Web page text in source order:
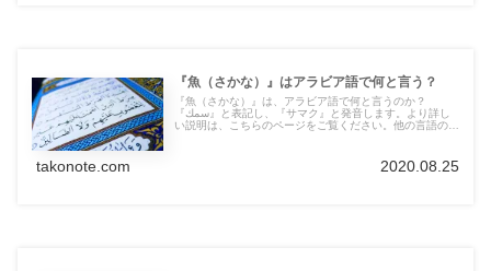
『魚（さかな）』はアラビア語で何と言う？
『魚（さかな）』は、アラビア語で何と言うのか？
『سمك』と表記し、『サマク』と発音します。より詳し
い説明は、こちらのページをご覧ください。他の言語の言
takonote.com 2020.08.25